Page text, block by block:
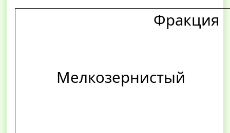
Фракция
Мелкозернистый